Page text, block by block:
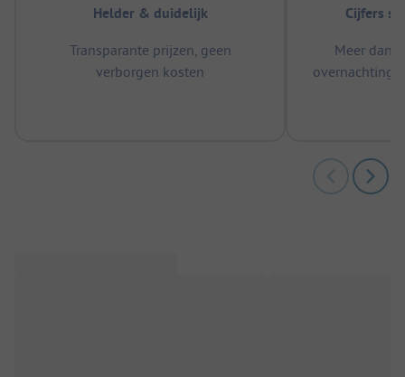
Helder & duidelijk
Transparante prijzen, geen
verborgen kosten
Cijfers
Meer dan